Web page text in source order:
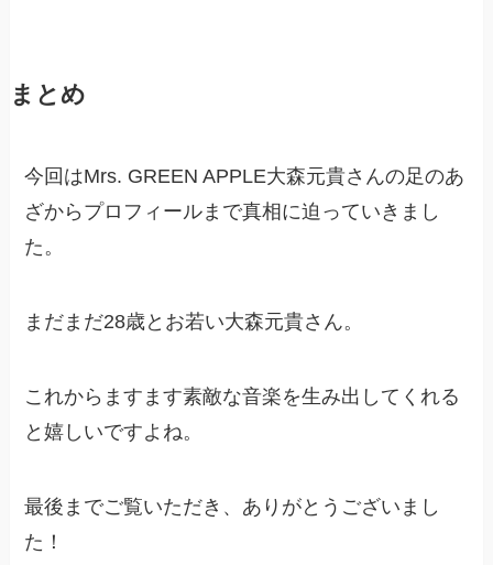
まとめ
今回はMrs. GREEN APPLE大森元貴さんの足のあ
ざからプロフィールまで真相に迫っていきまし
た。
まだまだ28歳とお若い大森元貴さん。
これからますます素敵な音楽を生み出してくれる
と嬉しいですよね。
最後までご覧いただき、ありがとうございまし
た！